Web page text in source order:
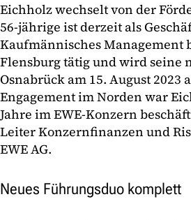
Eichholz wechselt von der
56-jährige ist derzeit als
Kaufmännisches Management
Flensburg tätig und wird seine
Osnabrück am 15. August 2023
Engagement im Norden war
Jahre im EWE-Konzern
Leiter Konzernfinanzen und
EWE AG.
Neues Führungsduo komplett